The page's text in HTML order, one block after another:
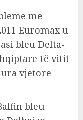
me
Euromax u
bleu Delta-
të vitit
vjetore
bleu